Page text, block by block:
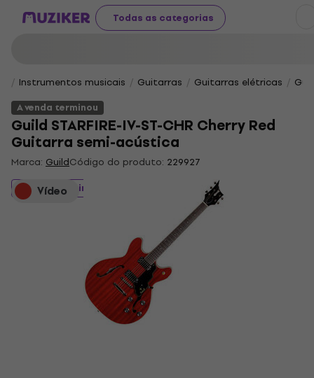
Todas as categorias
Instrumentos musicais Guitarras Guitarras elétricas
A venda terminou
Guild STARFIRE-IV-ST-CHR Cherry Red
Guitarra semi-acústica
Marca: GuildCódigo do produto: 229927
Vídeo
A venda terminou